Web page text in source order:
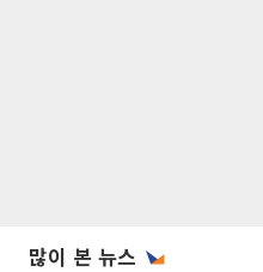
많이 본 뉴스